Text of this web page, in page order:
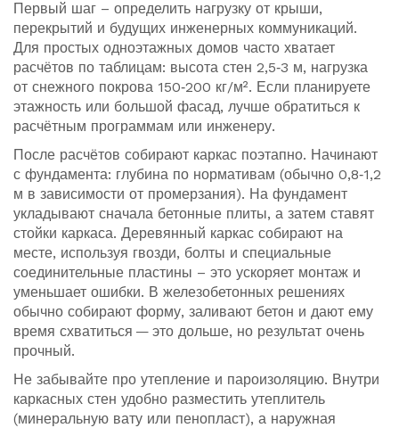
Первый шаг – определить нагрузку от крыши,
перекрытий и будущих инженерных коммуникаций.
Для простых одноэтажных домов часто хватает
расчётов по таблицам: высота стен 2,5‑3 м, нагрузка
от снежного покрова 150‑200 кг/м². Если планируете
этажность или большой фасад, лучше обратиться к
расчётным программам или инженеру.
После расчётов собирают каркас поэтапно. Начинают
с фундамента: глубина по нормативам (обычно 0,8‑1,2
м в зависимости от промерзания). На фундамент
укладывают сначала бетонные плиты, а затем ставят
стойки каркаса. Деревянный каркас собирают на
месте, используя гвозди, болты и специальные
соединительные пластины – это ускоряет монтаж и
уменьшает ошибки. В железобетонных решениях
обычно собирают форму, заливают бетон и дают ему
время схватиться — это дольше, но результат очень
прочный.
Не забывайте про утепление и пароизоляцию. Внутри
каркасных стен удобно разместить утеплитель
(минеральную вату или пенопласт), а наружная